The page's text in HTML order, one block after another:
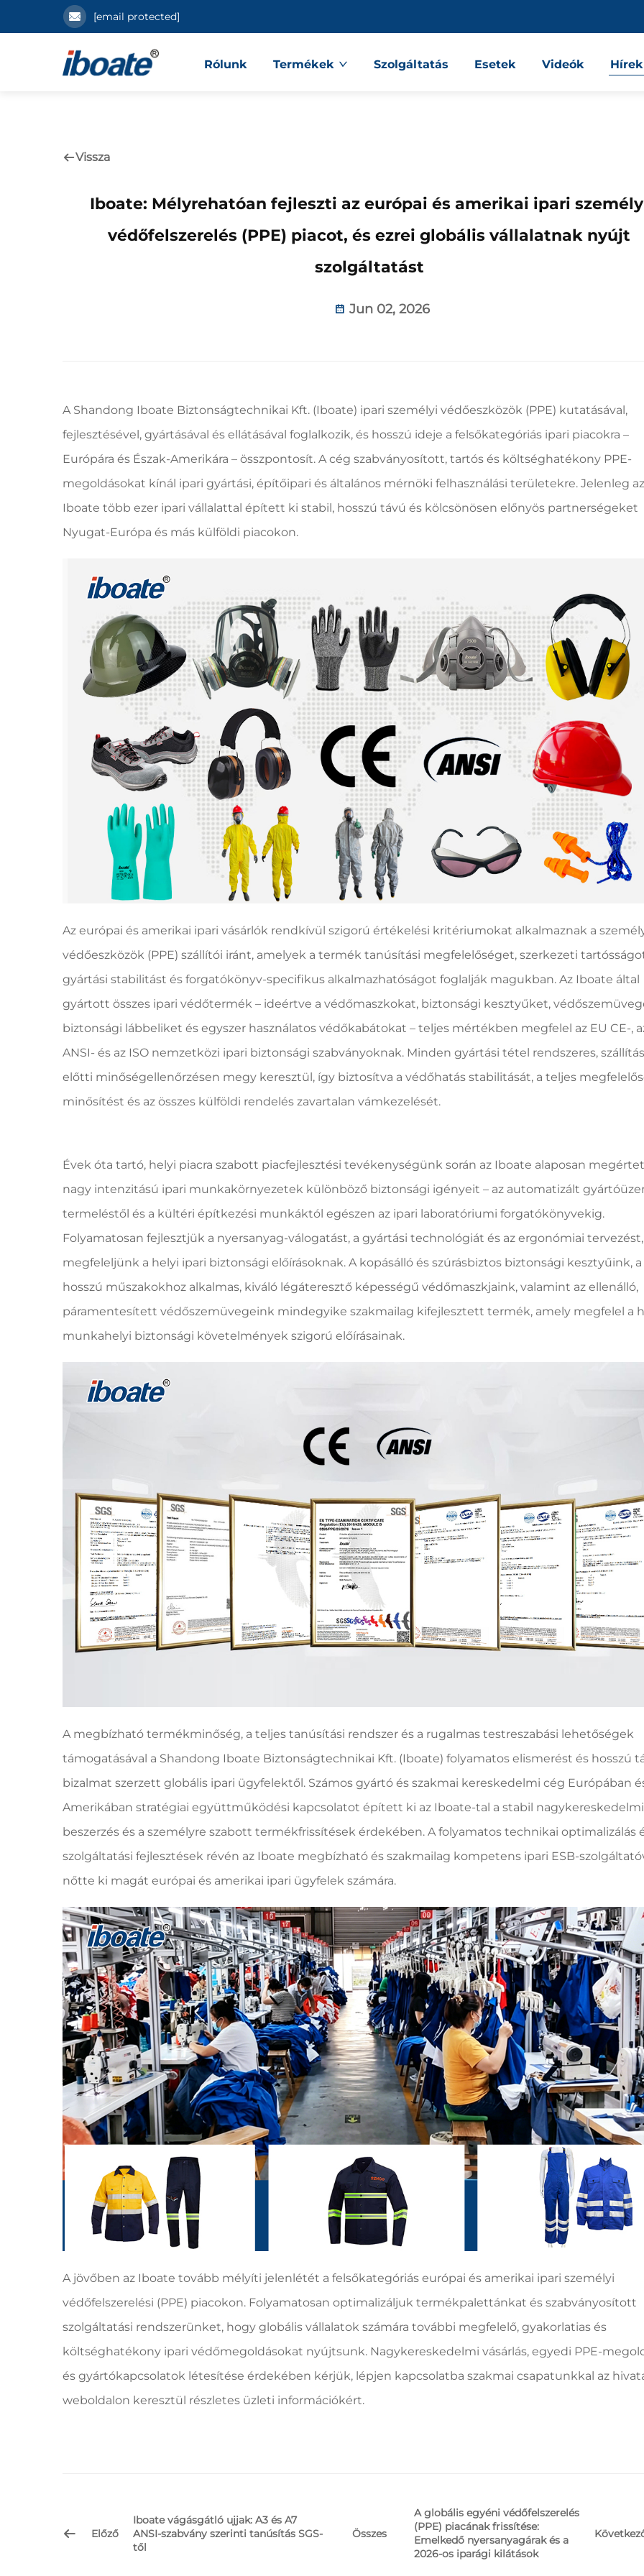
[email protected]
Rólunk Termékek Szolgáltatás Esetek Videók Hírek
Vissza
Iboate: Mélyrehatóan fejleszti az európai és amerikai ipari
védőfelszerelés (PPE) piacot, és ezrei globális vállalatnak nyújt
szolgáltatást
Jun 02, 2026
A Shandong Iboate Biztonságtechnikai Kft. (Iboate) ipari személyi védőeszközök (PPE) kutatásával,
fejlesztésével, gyártásával és ellátásával foglalkozik, és hosszú ideje a felsőkategóriás ipari piacokra –
Európára és Észak-Amerikára – összpontosít. A cég szabványosított, tartós és költséghatékony PPE-
megoldásokat kínál ipari gyártási, építőipari és általános mérnöki felhasználási területekre. Jelenleg az
Iboate több ezer ipari vállalattal épített ki stabil, hosszú távú és kölcsönösen előnyös partnerségeket
Nyugat-Európa és más külföldi piacokon.
Az európai és amerikai ipari vásárlók rendkívül szigorú értékelési kritériumokat alkalmaznak a
védőeszközök (PPE) szállítói iránt, amelyek a termék tanúsítási megfelelőséget, szerkezeti
gyártási stabilitást és forgatókönyv-specifikus alkalmazhatóságot foglalják magukban. Az Iboate által
gyártott összes ipari védőtermék – ideértve a védőmaszkokat, biztonsági kesztyűket,
biztonsági lábbeliket és egyszer használatos védőkabátokat – teljes mértékben megfelel az EU CE-,
ANSI- és az ISO nemzetközi ipari biztonsági szabványoknak. Minden gyártási tétel rendszeres, szállítás
előtti minőségellenőrzésen megy keresztül, így biztosítva a védőhatás stabilitását, a teljes
minősítést és az összes külföldi rendelés zavartalan vámkezelését.
Évek óta tartó, helyi piacra szabott piacfejlesztési tevékenységünk során az Iboate alaposan
nagy intenzitású ipari munkakörnyezetek különböző biztonsági igényeit – az automatizált
termeléstől és a kültéri építkezési munkáktól egészen az ipari laboratóriumi forgatókönyvekig.
Folyamatosan fejlesztjük a nyersanyag-válogatást, a gyártási technológiát és az ergonómiai
megfeleljünk a helyi ipari biztonsági előírásoknak. A kopásálló és szúrásbiztos biztonsági kesztyűink, a
hosszú műszakokhoz alkalmas, kiváló légáteresztő képességű védőmaszkjaink, valamint az ellenálló,
páramentesített védőszemüvegeink mindegyike szakmailag kifejlesztett termék, amely megfelel a
munkahelyi biztonsági követelmények szigorú előírásainak.
A megbízható termékminőség, a teljes tanúsítási rendszer és a rugalmas testreszabási lehetőségek
támogatásával a Shandong Iboate Biztonságtechnikai Kft. (Iboate) folyamatos elismerést és hosszú
bizalmat szerzett globális ipari ügyfelektől. Számos gyártó és szakmai kereskedelmi cég Európában
Amerikában stratégiai együttműködési kapcsolatot épített ki az Iboate-tal a stabil nagykereskedelmi
beszerzés és a személyre szabott termékfrissítések érdekében. A folyamatos technikai optimalizálás
szolgáltatási fejlesztések révén az Iboate megbízható és szakmailag kompetens ipari ESB-
nőtte ki magát európai és amerikai ipari ügyfelek számára.
A jövőben az Iboate tovább mélyíti jelenlétét a felsőkategóriás európai és amerikai ipari személyi
védőfelszerelési (PPE) piacokon. Folyamatosan optimalizáljuk termékpalettánkat és szabványosított
szolgáltatási rendszerünket, hogy globális vállalatok számára további megfelelő, gyakorlatias és
költséghatékony ipari védőmegoldásokat nyújtsunk. Nagykereskedelmi vásárlás, egyedi PPE-
és gyártókapcsolatok létesítése érdekében kérjük, lépjen kapcsolatba szakmai csapatunkkal az
weboldalon keresztül részletes üzleti információkért.
Előző
Iboate vágásgátló ujjak: A3 és A7
ANSI-szabvány szerinti tanúsítás SGS-
től
Összes
A globális egyéni védőfelszerelés
(PPE) piacának frissítése:
Emelkedő nyersanyagárak és a
2026-os iparági kilátások